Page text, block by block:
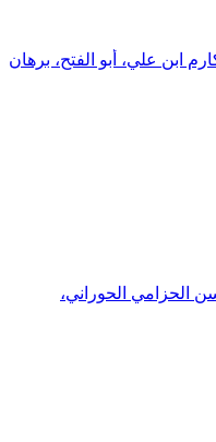
ابن علي، أبو الفتح، برهان
الحزامي الحوراني،